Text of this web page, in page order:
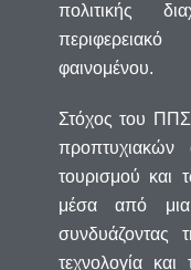
πολιτικής
φαινομένου.
Στόχος του
τουρισμού και
μέσα από μια
συνδυάζοντας
τεχνολογία